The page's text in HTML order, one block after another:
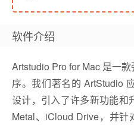
软件介绍
Artstudio Pro for Mac 是一
序。我们著名的 ArtStudio
设计，引入了许多新功能和
Metal、iCloud Drive，并